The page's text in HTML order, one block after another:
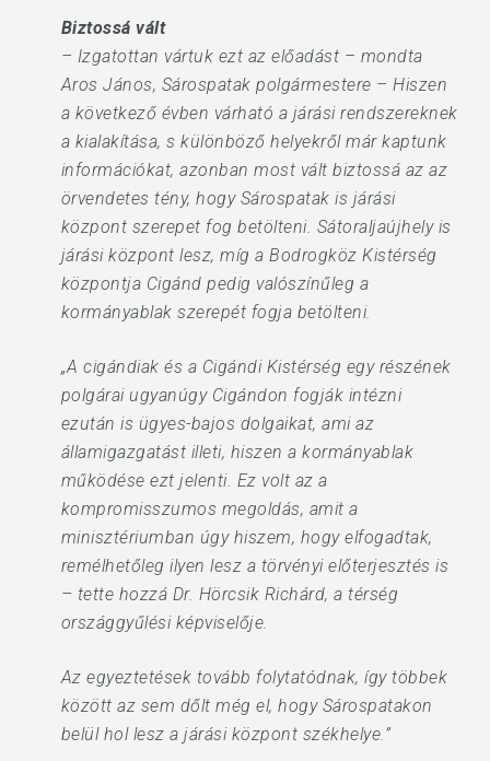
Biztossá vált
– Izgatottan vártuk ezt az előadást – mondta
Aros János, Sárospatak polgármestere – Hiszen
a következő évben várható a járási rendszereknek
a kialakítása, s különböző helyekről már kaptunk
információkat, azonban most vált biztossá az az
örvendetes tény, hogy Sárospatak is járási
központ szerepet fog betölteni. Sátoraljaújhely is
járási központ lesz, míg a Bodrogköz Kistérség
központja Cigánd pedig valószínűleg a
kormányablak szerepét fogja betölteni.
„A cigándiak és a Cigándi Kistérség egy részének
polgárai ugyanúgy Cigándon fogják intézni
ezután is ügyes-bajos dolgaikat, ami az
államigazgatást illeti, hiszen a kormányablak
működése ezt jelenti. Ez volt az a
kompromisszumos megoldás, amit a
minisztériumban úgy hiszem, hogy elfogadtak,
remélhetőleg ilyen lesz a törvényi előterjesztés is
– tette hozzá Dr. Hörcsik Richárd, a térség
országgyűlési képviselője.
Az egyeztetések tovább folytatódnak, így többek
között az sem dőlt még el, hogy Sárospatakon
belül hol lesz a járási központ székhelye.”